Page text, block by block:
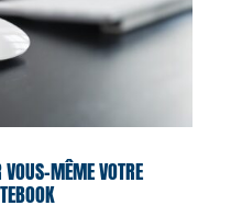
VOUS-MÊME VOTRE